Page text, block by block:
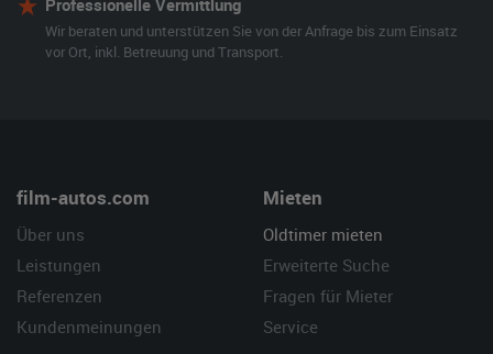
Professionelle Vermittlung
Wir beraten und unterstützen Sie von der Anfrage bis zum Einsatz
vor Ort, inkl. Betreuung und Transport.
film-autos.com
Über uns
Leistungen
Referenzen
Kundenmeinungen
Mieten
Oldtimer mieten
Erweiterte Suche
Fragen für Mieter
Service